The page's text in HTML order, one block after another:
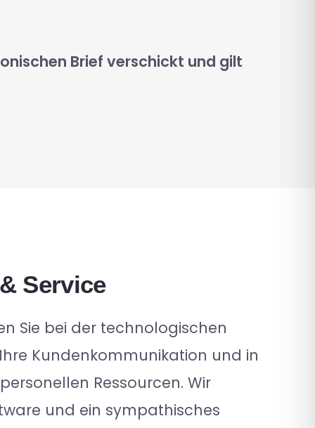
Brief verschickt und gilt
Service
Sie bei der technologischen
Kundenkommunikation und in
Ressourcen. Wir
und ein sympathisches